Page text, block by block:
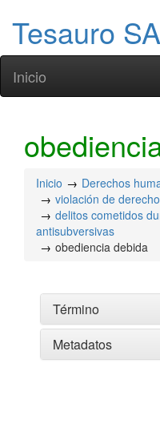
Tesauro
Inicio
Inicio
Derechos
violación de
delitos cometidos
antisubversivas
obediencia debida
Término
Metadatos